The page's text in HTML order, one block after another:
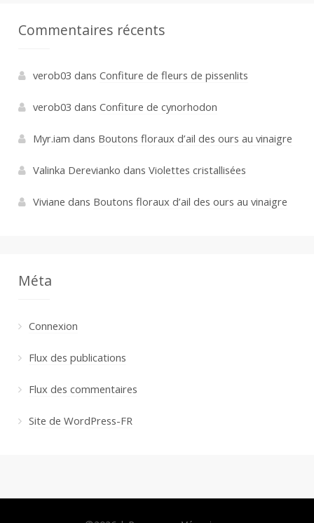
Commentaires récents
verob03 dans Confiture de fleurs de pissenlits
verob03 dans Confiture de cynorhodon
Myr.iam dans Boutons floraux d’ail des ours au vinaigre
Valinka Derevianko dans Violettes cristallisées
Viviane dans Boutons floraux d’ail des ours au vinaigre
Méta
Connexion
Flux des publications
Flux des commentaires
Site de WordPress-FR